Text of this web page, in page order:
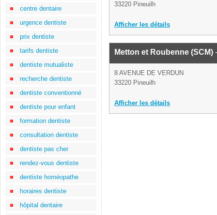
centre dentaire
urgence dentiste
prix dentiste
tarifs dentiste
dentiste mutualiste
recherche dentiste
dentiste conventionné
dentiste pour enfant
formation dentiste
consultation dentiste
dentiste pas cher
rendez-vous dentiste
dentiste homéopathe
horaires dentiste
hôpital dentaire
33220 Pineuilh
Afficher les détails
Metton et Roubenne (SCM)
8 AVENUE DE VERDUN
33220 Pineuilh
Afficher les détails